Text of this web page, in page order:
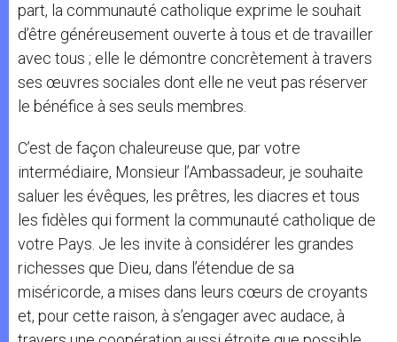
part, la communauté catholique exprime le souhait
d’être généreusement ouverte à tous et de travailler
avec tous ; elle le démontre concrètement à travers
ses œuvres sociales dont elle ne veut pas réserver
le bénéfice à ses seuls membres.
C’est de façon chaleureuse que, par votre
intermédiaire, Monsieur l’Ambassadeur, je souhaite
saluer les évêques, les prêtres, les diacres et tous
les fidèles qui forment la communauté catholique de
votre Pays. Je les invite à considérer les grandes
richesses que Dieu, dans l’étendue de sa
miséricorde, a mises dans leurs cœurs de croyants
et, pour cette raison, à s’engager avec audace, à